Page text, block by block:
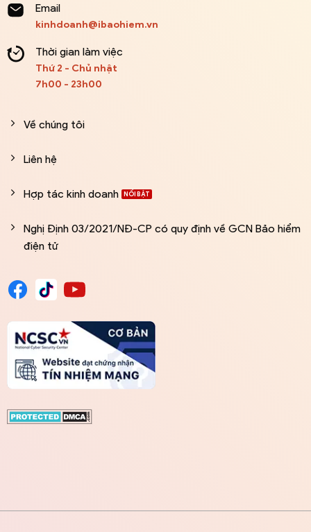
Email
kinhdoanh@ibaohiem.vn
Thời gian làm việc
Thứ 2 - Chủ nhật
7h00 - 23h00
Về chúng tôi
Liên hệ
Hợp tác kinh doanh
Nghị Định 03/2021/NĐ-CP có quy định về GCN Bảo hiểm
điện tử